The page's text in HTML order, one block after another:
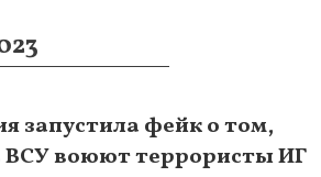
запустила фейк о том,
ВСУ воюют террористы ИГ